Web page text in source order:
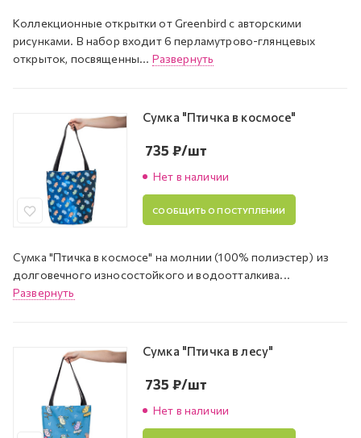
Коллекционные открытки от Greenbird с авторскими
рисунками. В набор входит 6 перламутрово-глянцевых
открыток, посвященны... Развернуть
Сумка "Птичка в космосе"
Нет в наличии
735 ₽/шт
СООБЩИТЬ О ПОСТУПЛЕНИИ
Сумка "Птичка в космосе" на молнии (100% полиэстер) из
долговечного износостойкого и водоотталкива...
Развернуть
Сумка "Птичка в лесу"
Нет в наличии
735 ₽/шт